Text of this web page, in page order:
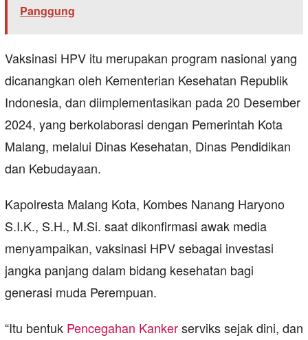
Panggung
Vaksinasi HPV itu merupakan program nasional yang
dicanangkan oleh Kementerian Kesehatan Republik
Indonesia, dan diimplementasikan pada 20 Desember
2024, yang berkolaborasi dengan Pemerintah Kota
Malang, melalui Dinas Kesehatan, Dinas Pendidikan
dan Kebudayaan.
Kapolresta Malang Kota, Kombes Nanang Haryono
S.I.K., S.H., M.Si. saat dikonfirmasi awak media
menyampaikan, vaksinasi HPV sebagai investasi
jangka panjang dalam bidang kesehatan bagi
generasi muda Perempuan.
“Itu bentuk Pencegahan Kankerserviks sejak dini, dan